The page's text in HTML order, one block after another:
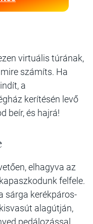
virtuális túrának,
számíts. Ha
a
kerítésén levő
beír, és hajrá!
elhagyva az
felfele.
sárga kerékpáros-
alagútján,
pedálozással